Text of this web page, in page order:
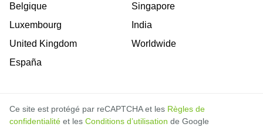
Belgique
Luxembourg
United Kingdom
España
Singapore
India
Worldwide
Ce site est protégé par reCAPTCHA et les Règles de
confidentialité et les Conditions d’utilisation de Google